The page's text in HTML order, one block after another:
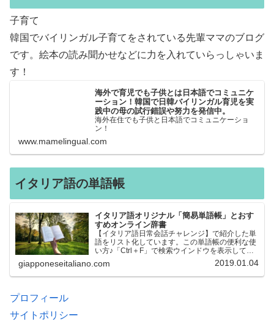
子育て
韓国でバイリンガル子育てをされている先輩ママのブログ
です。絵本の読み聞かせなどに力を入れていらっしゃいま
す！
海外で育児でも子供とは日本語でコミュニケ
ーション！韓国で日韓バイリンガル育児を実
践中の母の試行錯誤や努力を発信中。
海外在住でも子供と日本語でコミュニケーショ
ン！
www.mamelingual.com
イタリア語の単語帳
イタリア語オリジナル「簡易単語帳」とおす
すめオンライン辞書
【イタリア語日常会話チャレンジ】で紹介した単
語をリスト化しています。この単語帳の便利な使
い方♪「Ctrl＋F」で検索ウインドウを表示して、
知りたい単語を探すことができます。イタリア語
→日本語、日本語→イタリア語 どちらでも検索
できるので、良…
giapponeseitaliano.com 2019.01.04
プロフィール
サイトポリシー